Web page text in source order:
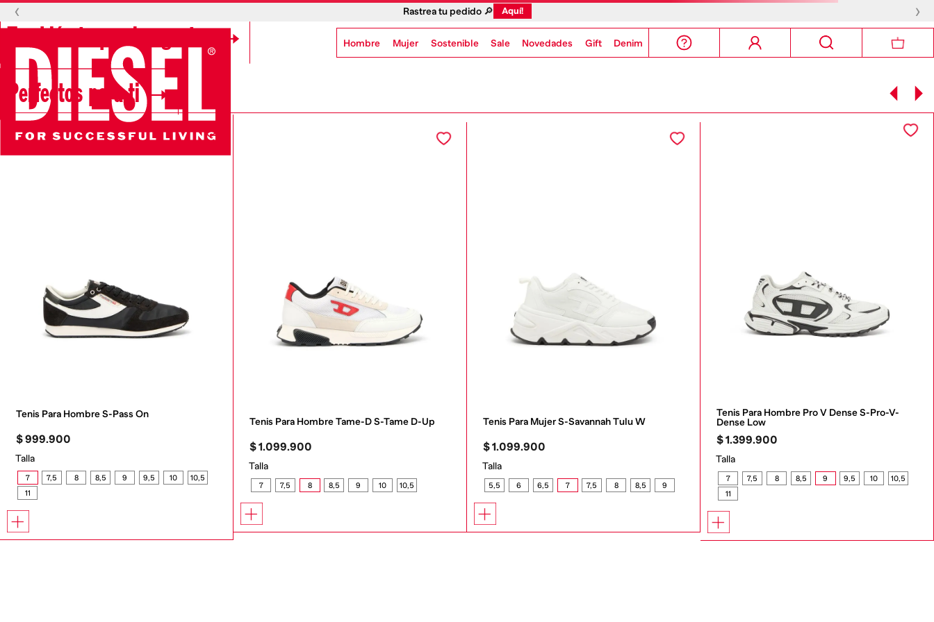
‹ Rastrea tu pedido 🔎 Aquí! ›
Hombre Mujer Sostenible Sale Novedades Gift Denim
Perfectos para ti
Tenis Para Hombre S-Pass On
$999.900
Talla
7 7,5 8 8,5 9 9,5 10
10,5
11
Tenis Para Hombre Tame-D S-Tame D-Up
$1.099.900
Talla
7 7,5 8 8,5 9 10 10,5
Tenis Para Mujer S-Savannah Tulu W
$1.099.900
Talla
5,5 6 6,5 7 7,5 8 8,5 9
Tenis Para Hombre Pro V Dense S-Pro-V-
Dense Low
$1.399.900
Talla
7 7,5 8 8,5 9 9,5 10
10,5
11